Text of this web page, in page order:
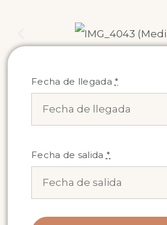
Fecha de llegada *
Fecha de salida *